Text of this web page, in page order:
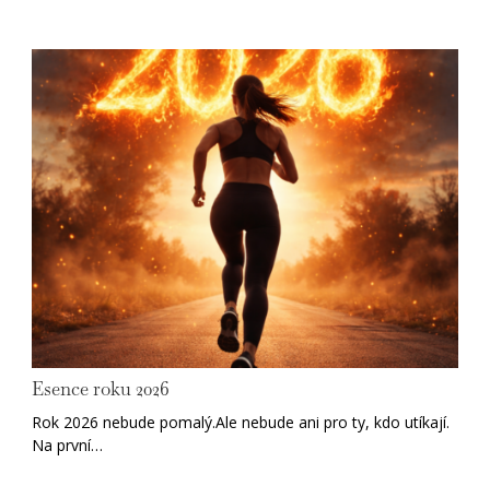
Esence roku 2026
Rok 2026 nebude pomalý.Ale nebude ani pro ty, kdo utíkají.
Na první…